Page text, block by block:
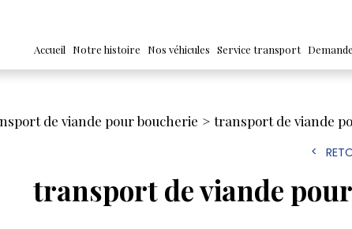
Accueil Notre histoire Nos véhicules Service transport
de viande pour boucherie transport de viande
transport de viande